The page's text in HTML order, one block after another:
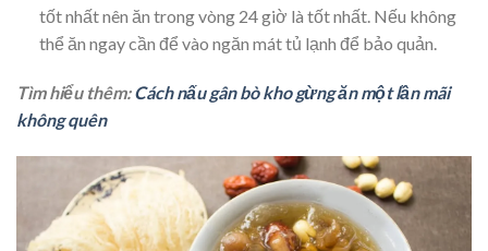
tốt nhất nên ăn trong vòng 24 giờ là tốt nhất. Nếu không
thể ăn ngay cần để vào ngăn mát tủ lạnh để bảo quản.
Tìm hiểu thêm:Cách nấu gân bò kho gừng ăn một lần mãi
không quên